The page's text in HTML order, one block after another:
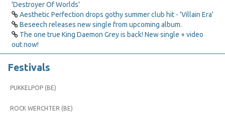
'Destroyer Of Worlds'
Aesthetic Perfection drops gothy summer club hit - 'Villain Era'
Beseech releases new single from upcoming album.
The one true King Daemon Grey is back! New single + video
out now!
Festivals
PUKKELPOP (BE)
ROCK WERCHTER (BE)